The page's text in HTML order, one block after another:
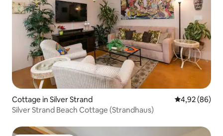
Cottage in Silver Strand
4,92 (86)
Silver Strand Beach Cottage (Strandhaus)